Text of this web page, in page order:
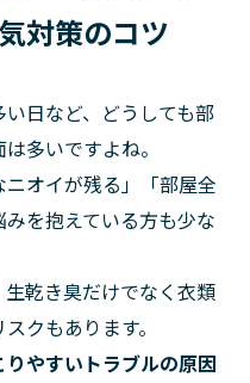
対策のコツ
日など、どうしても部
多いですよね。
オイが残る」「部屋全
を抱えている方も少な
乾き臭だけでなく衣類
クもあります。
やすいトラブルの原因